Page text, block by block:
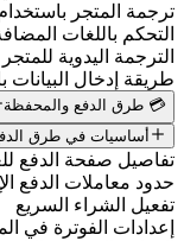
ترجمة المتجر
التحكم باللغات
الترجمة اليدوية
طريقة إدخال البيانات
💳 طرق الدفع والمحفظة
أساسيات في طرق
تفاصيل صفحة الدفع
حدود معاملات الدفع
تفعيل الشراء السريع
إعدادات الفوترة في